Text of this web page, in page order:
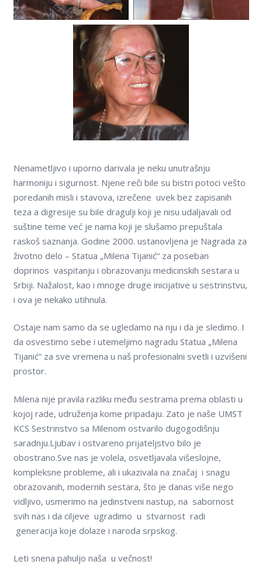
Nenametlјivo i uporno darivala je neku unutrašnju
harmoniju i sigurnost. Nјene reči bile su bistri potoci vešto
poredanih misli i stavova, izrečene uvek bez zapisanih
teza a digresije su bile dragulјi koji je nisu udalјavali od
suštine teme već je nama koji je slušamo prepuštala
raskoš saznanja. Godine 2000. ustanovlјena je Nagrada za
životno delo – Statua „Milena Tijanić“ za poseban
doprinos vaspitanju i obrazovanju medicinskih sestara u
Srbiji. Nažalost, kao i mnoge druge inicijative u sestrinstvu,
i ova je nekako utihnula.
Ostaje nam samo da se ugledamo na nju i da je sledimo. I
da osvestimo sebe i utemelјimo nagradu Statua „Milena
Tijanić“ za sve vremena u naš profesionalni svetli i uzvišeni
prostor.
Milena nije pravila razliku među sestrama prema oblasti u
kojoj rade, udruženja kome pripadaju. Zato je naše UMST
KCS Sestrinstvo sa Milenom ostvarilo dugogodišnju
saradnju.Ljubav i ostvareno prijatelјstvo bilo je
obostrano.Sve nas je volela, osvetlјavala višeslojne,
kompleksne probleme, ali i ukazivala na značaj i snagu
obrazovanih, modernih sestara, što je danas više nego
vidlјivo, usmerimo na jedinstveni nastup, na sabornost
svih nas i da cilјeve ugradimo u stvarnost radi
generacija koje dolaze i naroda srpskog.
Leti snena pahulјo naša u večnost!